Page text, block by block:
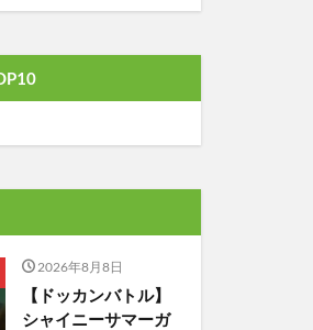
2026年8月8日
【ドッカンバトル】
シャイニーサマーガ